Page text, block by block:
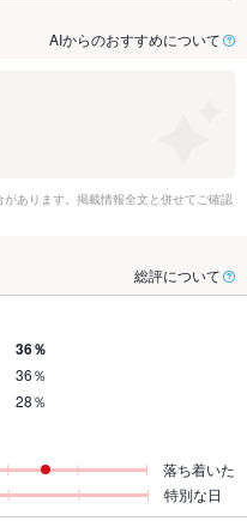
AIからのおすすめについて
あります。掲載情報全文と併せてご確認
総評について
36％
36％
28％
落ち着いた
特別な日